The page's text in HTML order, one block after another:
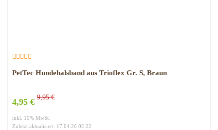
PetTec Hundehalsband aus Trioflex Gr. S, Braun
4,95 € 9,95 €
inkl. 19% MwSt.
Zuletzt aktualisiert: 17.04.26 02:22